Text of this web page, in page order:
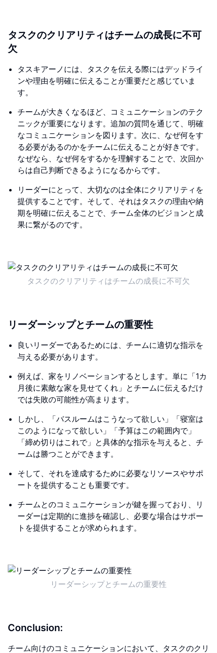
タスクのクリアリティはチームの成長に不可
欠
タスキアーノには、タスクを伝える際にはデッドライ
ンや理由を明確に伝えることが重要だと感じていま
す。
チームが大きくなるほど、コミュニケーションのテク
ニックが重要になります。追加の質問を通じて、明確
なコミュニケーションを図ります。次に、なぜ何をす
る必要があるのかをチームに伝えることが好きです。
なぜなら、なぜ何をするかを理解することで、次回か
らは自己判断できるようになるからです。
リーダーにとって、大切なのは全体にクリアリティを
提供することです。そして、それはタスクの理由や納
期を明確に伝えることで、チーム全体のビジョンと成
果に繋がるのです。
タスクのクリアリティはチームの成長に不可欠
リーダーシップとチームの重要性
良いリーダーであるためには、チームに適切な指示を
与える必要があります。
例えば、家をリノベーションするとします。単に「1カ
月後に素敵な家を見せてくれ」とチームに伝えるだけ
では失敗の可能性が高まります。
しかし、「バスルームはこうなって欲しい」「寝室は
このようになって欲しい」「予算はこの範囲内で」
「締め切りはこれで」と具体的な指示を与えると、チ
ームは勝つことができます。
そして、それを達成するために必要なリソースやサポ
ートを提供することも重要です。
チームとのコミュニケーションが鍵を握っており、リ
ーダーは定期的に進捗を確認し、必要な場合はサポー
トを提供することが求められます。
リーダーシップとチームの重要性
Conclusion:
チーム向けのコミュニケーションにおいて、タスクのクリ